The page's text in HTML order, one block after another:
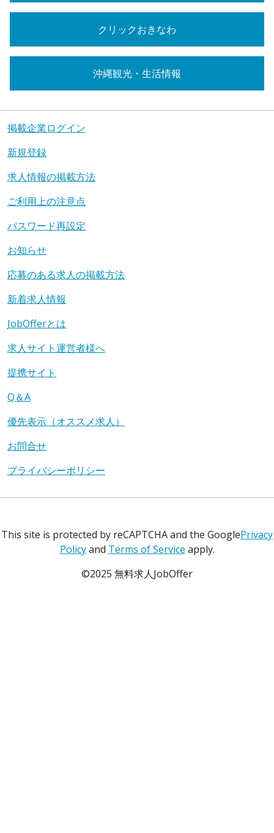
クリックおきなわ
沖縄観光・生活情報
掲載企業ログイン
新規登録
求人情報の掲載方法
ご利用上の注意点
パスワード再設定
お知らせ
応募のある求人の掲載方法
新着求人情報
JobOfferとは
求人サイト運営者様へ
提携サイト
Q＆A
優先表示（オススメ求人）
お問合せ
プライバシーポリシー
This site is protected by reCAPTCHA and the GooglePrivacy
Policyand Terms of Service apply.
©2025 無料求人JobOffer